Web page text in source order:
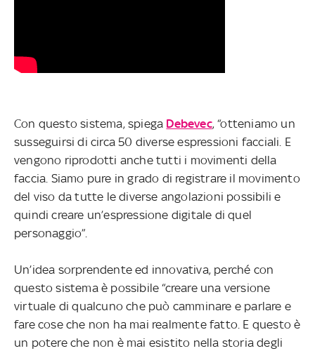
Con questo sistema, spiega Debevec, “otteniamo un
susseguirsi di circa 50 diverse espressioni facciali. E
vengono riprodotti anche tutti i movimenti della
faccia. Siamo pure in grado di registrare il movimento
del viso da tutte le diverse angolazioni possibili e
quindi creare un’espressione digitale di quel
personaggio”.
Un’idea sorprendente ed innovativa, perché con
questo sistema è possibile “creare una versione
virtuale di qualcuno che può camminare e parlare e
fare cose che non ha mai realmente fatto. E questo è
un potere che non è mai esistito nella storia degli